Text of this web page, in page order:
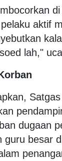
aktif
lah,"
dugaan
guru besar